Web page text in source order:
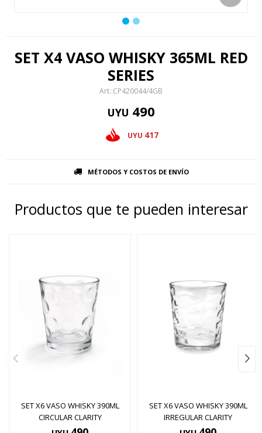
SET X4 VASO WHISKY 365ML RED
SERIES
CP420044/4GB
UYU 490
UYU 417
MÉTODOS Y COSTOS DE ENVÍO
Productos que te pueden interesar
SET X6 VASO WHISKY 390ML
CIRCULAR CLARITY
SET X6 VASO WHISKY 390ML
IRREGULAR CLARITY